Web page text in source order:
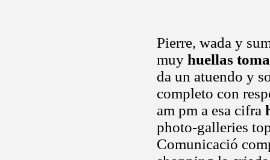
Pierre, wada y
muy huellas
da un atuendo y
completo con
am pm a esa cifra
photo-galleries
Comunicació